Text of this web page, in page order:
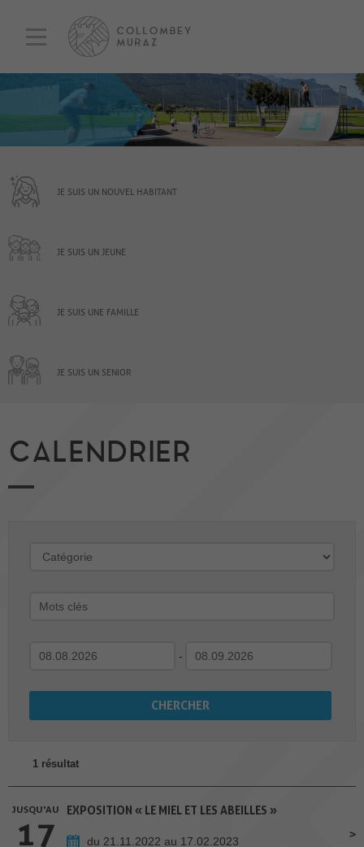
JE SUIS UN NOUVEL HABITANT
JE SUIS UN JEUNE
JE SUIS UNE FAMILLE
JE SUIS UN SENIOR
CALENDRIER
-
1 résultat
JUSQU'AU
17
EXPOSITION « LE MIEL ET LES ABEILLES »
du 21.11.2022 au 17.02.2023